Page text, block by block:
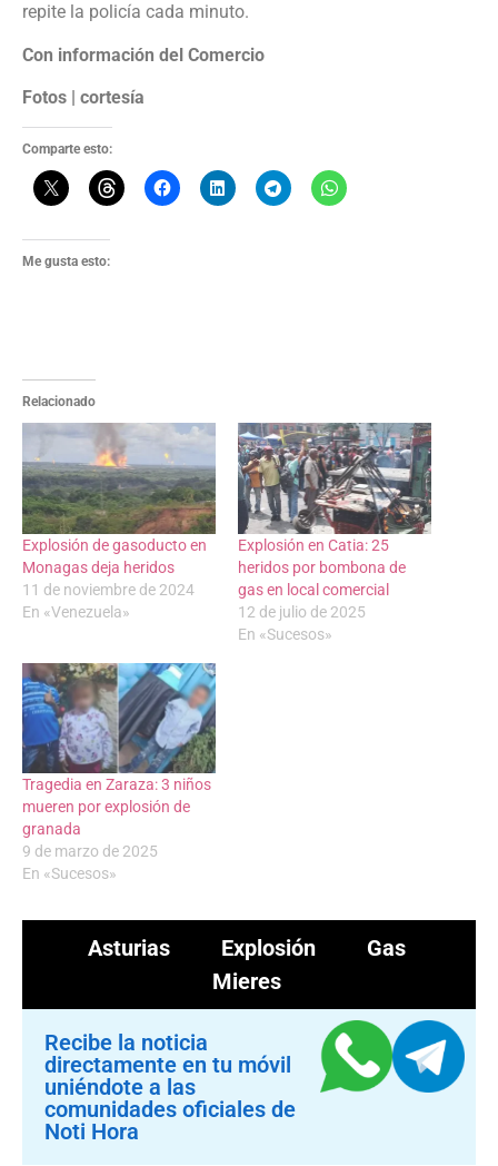
repite la policía cada minuto.
Con información del Comercio
Fotos | cortesía
Comparte esto:
Me gusta esto:
Relacionado
Explosión de gasoducto en
Monagas deja heridos
11 de noviembre de 2024
En «Venezuela»
Explosión en Catia: 25
heridos por bombona de
gas en local comercial
12 de julio de 2025
En «Sucesos»
Tragedia en Zaraza: 3 niños
mueren por explosión de
granada
9 de marzo de 2025
En «Sucesos»
Asturias Explosión
Gas
Mieres
Recibe la noticia
directamente en tu móvil
uniéndote a las
comunidades oficiales de
Noti Hora